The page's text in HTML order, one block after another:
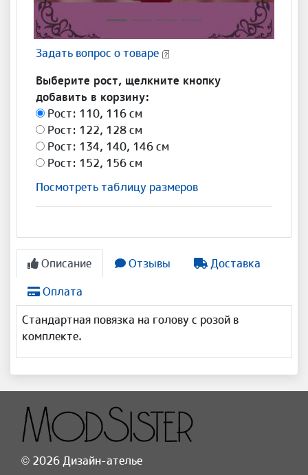
Задать вопрос о товаре
Выберите рост, щелкните кнопку
добавить в корзину:
Рост: 110, 116 см
Рост: 122, 128 см
Рост: 134, 140, 146 см
Рост: 152, 156 см
Посмотреть таблицу размеров
Описание Отзывы
Доставка
Оплата
Стандартная повязка на голову с розой в
комплекте.
© 2026 Дизайн-ателье